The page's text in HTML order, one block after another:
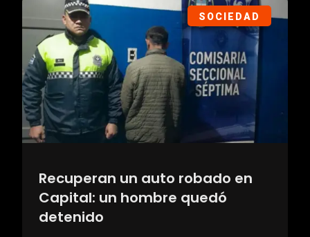
SOCIEDAD
Recuperan un auto robado en
Capital: un hombre quedó
detenido